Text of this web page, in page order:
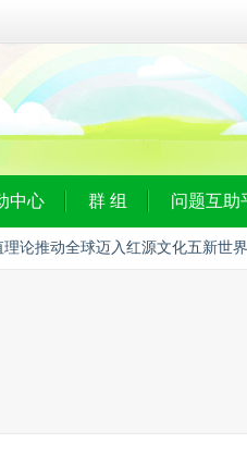
中心 群 组 问题互助
理论推动全球迈入红源文化五新世